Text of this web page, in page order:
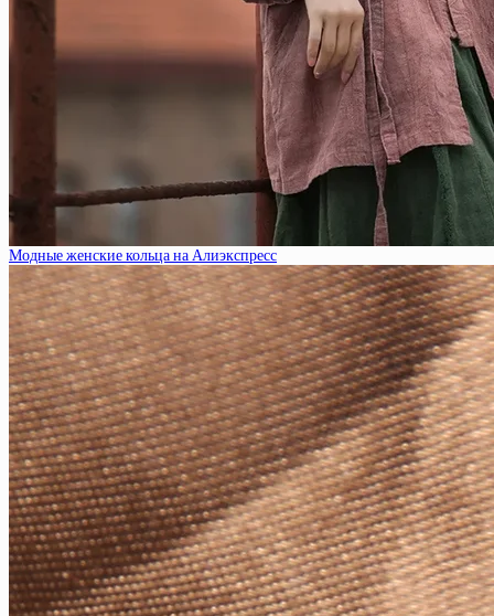
Модные женские кольца на Алиэкспресс